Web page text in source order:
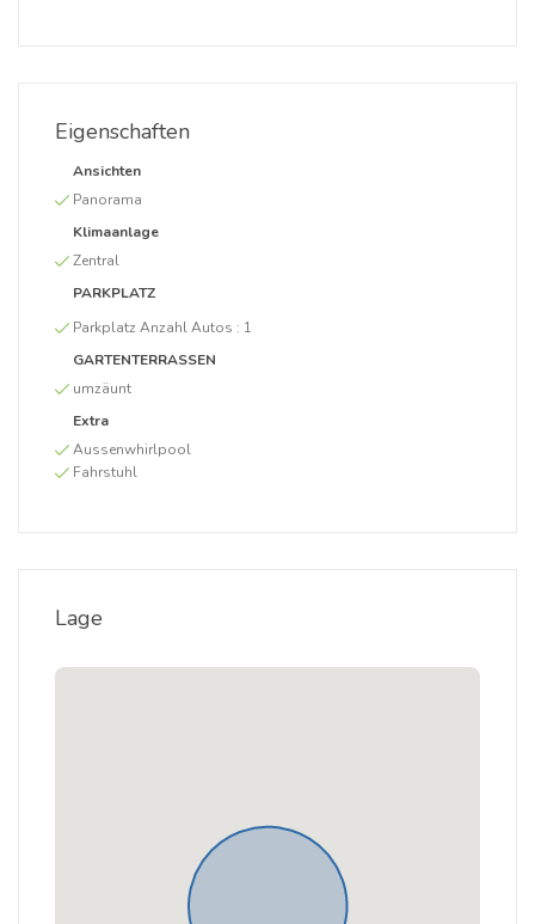
Eigenschaften
Ansichten
Panorama
Klimaanlage
Zentral
PARKPLATZ
Parkplatz Anzahl Autos : 1
GARTENTERRASSEN
umzäunt
Extra
Aussenwhirlpool
Fahrstuhl
Lage